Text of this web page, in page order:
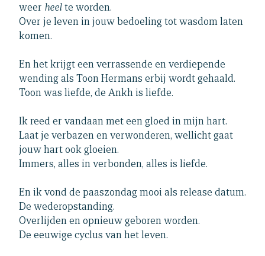
weer heelte worden.
Over je leven in jouw bedoeling tot wasdom laten
komen.
En het krijgt een verrassende en verdiepende
wending als Toon Hermans erbij wordt gehaald.
Toon was liefde, de Ankh is liefde.
Ik reed er vandaan met een gloed in mijn hart.
Laat je verbazen en verwonderen, wellicht gaat
jouw hart ook gloeien.
Immers, alles in verbonden, alles is liefde.
En ik vond de paaszondag mooi als release datum.
De wederopstanding.
Overlijden en opnieuw geboren worden.
De eeuwige cyclus van het leven.